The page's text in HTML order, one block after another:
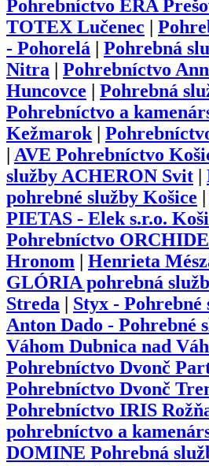
Pohrebníctvo ERA
TOTEX Lučenec
- Pohorelá
Pohrebná
Nitra
Pohrebníctvo
Huncovce
Pohrebná
Pohrebníctvo a
Kežmarok|
AVE Pohrebníctvo
služby ACHERON Svit
pohrebné služby Košice
PIETAS - Elek s.r.o.
Pohrebníctvo
Hronom
Henrieta
GLÓRIA pohrebná
Streda
Styx - Pohrebné
Anton Dado - Pohrebné
Váhom Dubnica nad
Pohrebníctvo Dvonč
Pohrebníctvo Dvonč
Pohrebníctvo IRIS
pohrebníctvo a
DOMINE Pohrebná